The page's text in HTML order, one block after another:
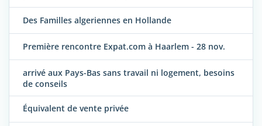
Des Familles algeriennes en Hollande
Première rencontre Expat.com à Haarlem - 28 nov.
arrivé aux Pays-Bas sans travail ni logement, besoins
de conseils
Équivalent de vente privée